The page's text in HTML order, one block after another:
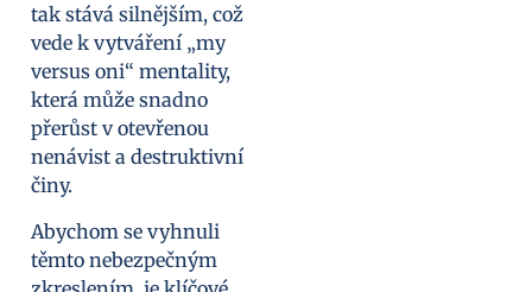
tak stává silnějším, což
vede k vytváření „my
versus oni“ mentality,
která může snadno
přerůst v otevřenou
nenávist a destruktivní
činy.
Abychom se vyhnuli
těmto nebezpečným